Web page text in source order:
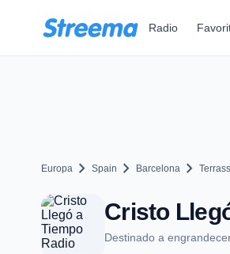
Radio
Europa chevron_right Spain chevron_right Barcelona chevron_right
Cristo
Destinado a